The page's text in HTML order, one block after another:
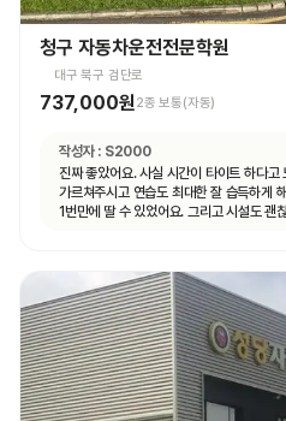
청구 자동차운전전문학원
대구 북구 검단로
737,000원 2종 보통(자동)
작성자 : S2000
진짜 좋았어요. 사실 시간이 타이트 하다
가르쳐주시고 연습도 최대한 잘 습득하게
1번만에 딸 수 있었어요. 그리고 시설도 괜